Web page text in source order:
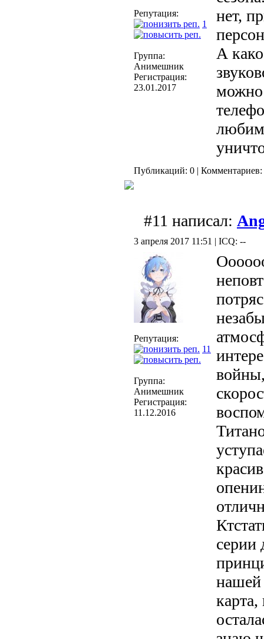
Репутация:
1
Группа:
Анимешник
Регистрация:
23.01.2017
нет,
А
можно
Публикаций: 0 | Комментариев:
#11 написал:
3 апреля 2017 11:51 | ICQ: --
Репутация:
11
Группа:
Анимешник
Регистрация:
11.12.2016
серии
нашей